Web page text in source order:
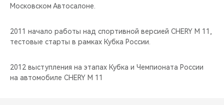
Московском Автосалоне.
2011 начало работы над спортивной версией CHERY М 11,
тестовые старты в рамках Кубка России.
2012 выступления на этапах Кубка и Чемпионата России
на автомобиле CHERY М 11